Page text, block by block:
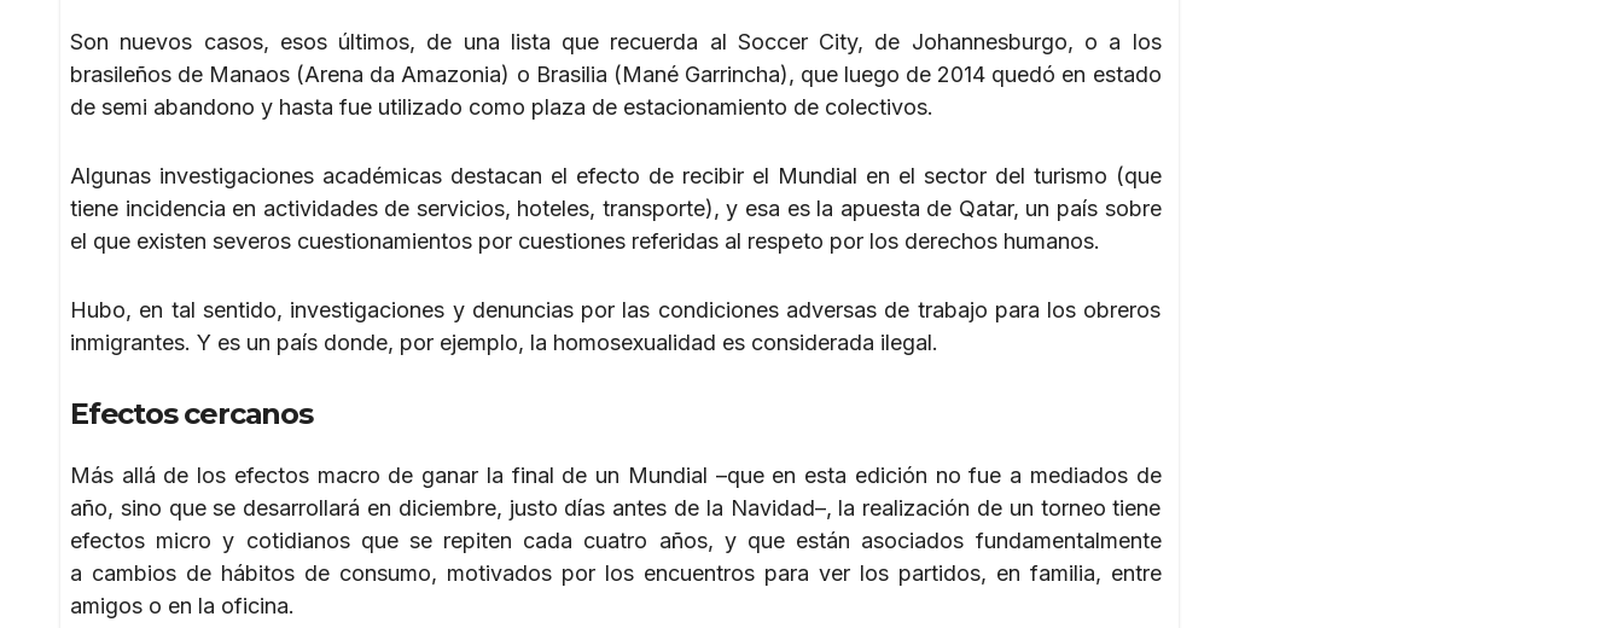
Son nuevos casos, esos últimos, de una lista que recuerda al Soccer City, de Johannesburgo, o a los
brasileños de Manaos (Arena da Amazonia) o Brasilia (Mané Garrincha), que luego de 2014 quedó en estado
de semi abandono y hasta fue utilizado como plaza de estacionamiento de colectivos.
Algunas investigaciones académicas destacan el efecto de recibir el Mundial en el sector del turismo (que
tiene incidencia en actividades de servicios, hoteles, transporte), y esa es la apuesta de Qatar, un país sobre
el que existen severos cuestionamientos por cuestiones referidas al respeto por los derechos humanos.
Hubo, en tal sentido, investigaciones y denuncias por las condiciones adversas de trabajo para los obreros
inmigrantes. Y es un país donde, por ejemplo, la homosexualidad es considerada ilegal.
Efectos cercanos
Más allá de los efectos macro de ganar la final de un Mundial –que en esta edición no fue a mediados de
año, sino que se desarrollará en diciembre, justo días antes de la Navidad–, la realización de un torneo tiene
efectos micro y cotidianos que se repiten cada cuatro años, y que están asociados fundamentalmente
a cambios de hábitos de consumo, motivados por los encuentros para ver los partidos, en familia, entre
amigos o en la oficina.